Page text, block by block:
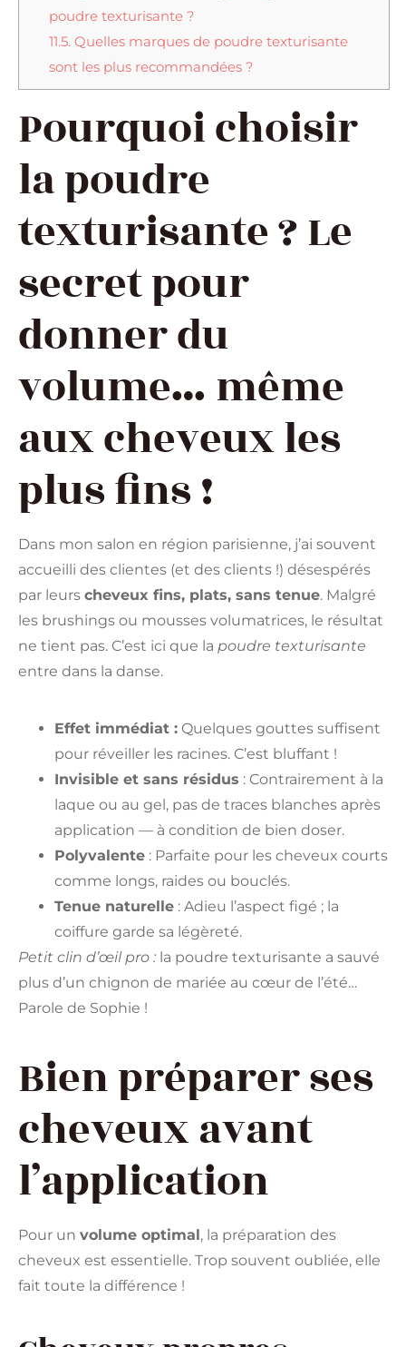
poudre texturisante ?
11.5. Quelles marques de poudre texturisante
sont les plus recommandées ?
Pourquoi choisir
la poudre
texturisante ? Le
secret pour
donner du
volume… même
aux cheveux les
plus fins !
Dans mon salon en région parisienne, j’ai souvent
accueilli des clientes (et des clients !) désespérés
par leurs cheveux fins, plats, sans tenue. Malgré
les brushings ou mousses volumatrices, le résultat
ne tient pas. C’est ici que la poudre texturisante
entre dans la danse.
Effet immédiat : Quelques gouttes suffisent
pour réveiller les racines. C’est bluffant !
Invisible et sans résidus : Contrairement à la
laque ou au gel, pas de traces blanches après
application — à condition de bien doser.
Polyvalente : Parfaite pour les cheveux courts
comme longs, raides ou bouclés.
Tenue naturelle : Adieu l’aspect figé ; la
coiffure garde sa légèreté.
Petit clin d’œil pro : la poudre texturisante a sauvé
plus d’un chignon de mariée au cœur de l’été…
Parole de Sophie !
Bien préparer ses
cheveux avant
l’application
Pour un volume optimal, la préparation des
cheveux est essentielle. Trop souvent oubliée, elle
fait toute la différence !